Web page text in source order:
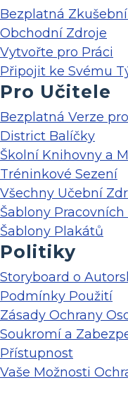
Bezplatná
Obchodní Zdroje
Vytvořte pro Práci
Připojit ke Svému
Pro Učitele
Bezplatná Verze
District Balíčky
Školní Knihovny a
Tréninkové Sezení
Všechny Učební
Šablony Pracovních
Šablony Plakátů
Politiky
Storyboard o
Podmínky Použití
Zásady Ochrany
Soukromí a
Přístupnost
Vaše Možnosti